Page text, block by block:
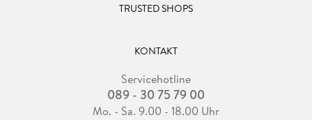
TRUSTED SHOPS
KONTAKT
Servicehotline
089 - 30 75 79 00
Mo. - Sa. 9.00 - 18.00 Uhr